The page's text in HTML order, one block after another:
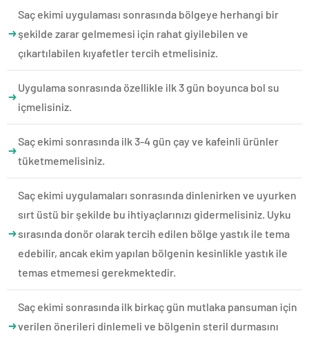
Saç ekimi uygulaması sonrasında bölgeye herhangi bir
şekilde zarar gelmemesi için rahat giyilebilen ve
çıkartılabilen kıyafetler tercih etmelisiniz.
Uygulama sonrasında özellikle ilk 3 gün boyunca bol su
içmelisiniz.
Saç ekimi sonrasında ilk 3-4 gün çay ve kafeinli ürünler
tüketmemelisiniz.
Saç ekimi uygulamaları sonrasında dinlenirken ve uyurken
sırt üstü bir şekilde bu ihtiyaçlarınızı gidermelisiniz. Uyku
sırasında donör olarak tercih edilen bölge yastık ile tema
edebilir, ancak ekim yapılan bölgenin kesinlikle yastık ile
temas etmemesi gerekmektedir.
Saç ekimi sonrasında ilk birkaç gün mutlaka pansuman için
verilen önerileri dinlemeli ve bölgenin steril durmasını